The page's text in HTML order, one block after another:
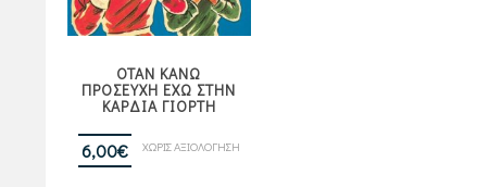
ΟΤΑΝ ΚΑΝΩ
ΠΡΟΣΕΥΧΗ ΕΧΩ ΣΤΗΝ
ΚΑΡΔΙΑ ΓΙΟΡΤΗ
ΧΩΡΙΣ ΑΞΙΟΛΟΓΗΣΗ
6,00€